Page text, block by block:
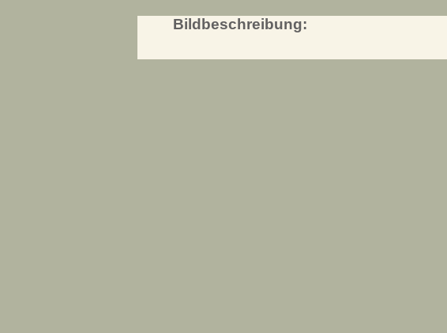
Bildbeschreibung: